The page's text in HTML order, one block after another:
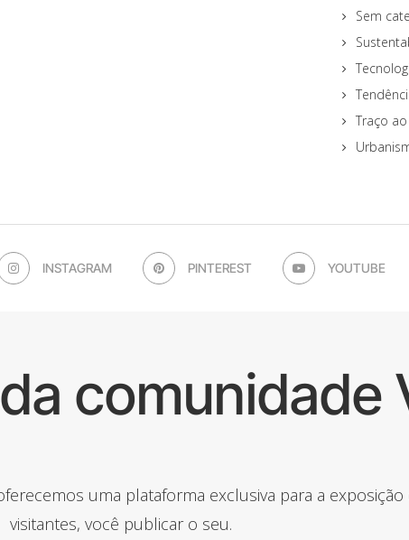
Sem
Traço
INSTAGRAM PINTEREST YOUTUBE
comunidade
uma plataforma exclusiva para a
visitantes, você publicar o seu.